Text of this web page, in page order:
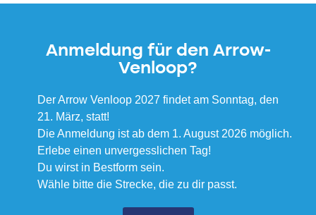
Anmeldung für den Arrow-
Venloop?
Der Arrow Venloop 2027 findet am Sonntag, den
21. März, statt!
Die Anmeldung ist ab dem 1. August 2026 möglich.
Erlebe einen unvergesslichen Tag!
Du wirst in Bestform sein.
Wähle bitte die Strecke, die zu dir passt.